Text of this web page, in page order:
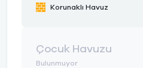
Korunaklı Havuz
Çocuk Havuzu
Bulunmuyor